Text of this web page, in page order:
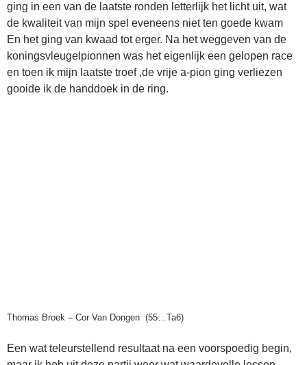
ging in een van de laatste ronden letterlijk het licht uit, wat
de kwaliteit van mijn spel eveneens niet ten goede kwam
En het ging van kwaad tot erger. Na het weggeven van de
koningsvleugelpionnen was het eigenlijk een gelopen race
en toen ik mijn laatste troef ,de vrije a-pion ging verliezen
gooide ik de handdoek in de ring.
Thomas Broek – Cor Van Dongen (55…Ta6)
Een wat teleurstellend resultaat na een voorspoedig begin,